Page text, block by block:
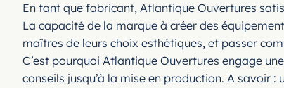
En tant que fabricant, Atlantique Ouvertures
La capacité de la marque à créer des
maîtres de leurs choix esthétiques, et passer
C’est pourquoi Atlantique Ouvertures engage
conseils jusqu’à la mise en production. A savoir